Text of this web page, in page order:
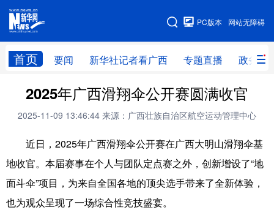
网站无障碍
PC版本
首页 要闻 新华社记者看广西 专题直播 政务信
网站地图
广西频道
要闻 新华社记者 专题直播 政务信息
图片新闻 壮美广西
新华网导航
2025年广西滑翔伞公开赛圆满收官
2025-11-09 13:46:44 来源：广西壮族自治区航空运动管理中心
近日，2025年广西滑翔伞公开赛在广西大明山滑翔伞基
地收官。本届赛事在个人与团队定点赛之外，创新增设了“地
面斗伞”项目，为来自全国各地的顶尖选手带来了全新体验，
也为观众呈现了一场综合性竞技盛宴。